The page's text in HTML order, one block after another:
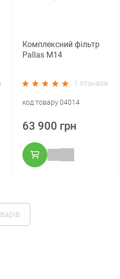
Комплексний фільтр
Pallas M14
1 отзывов
код товару 04014
63 900 грн